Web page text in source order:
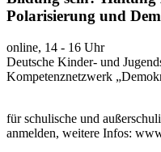
Polarisierung und
online, 14 - 16 Uhr
Deutsche Kinder- und
Kompetenznetzwerk
für schulische und
anmelden, weitere Infos: